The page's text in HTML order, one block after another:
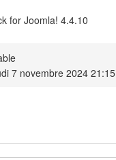
for Joomla! 4.4.10
7 novembre 2024 21:15